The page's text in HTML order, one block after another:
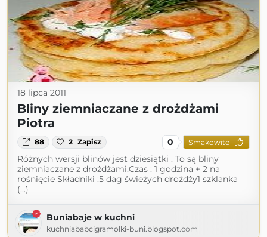
18 lipca 2011
Bliny ziemniaczane z drożdżami
Piotra
88 2 Zapisz 0 Smakowite
Różnych wersji blinów jest dziesiątki . To są bliny
ziemniaczane z drożdżami.Czas : 1 godzina + 2 na
rośnięcie Składniki :5 dag świeżych drożdży1 szklanka
(...)
Buniabaje w kuchni
kuchniababcigramolki-buni.blogspot.com